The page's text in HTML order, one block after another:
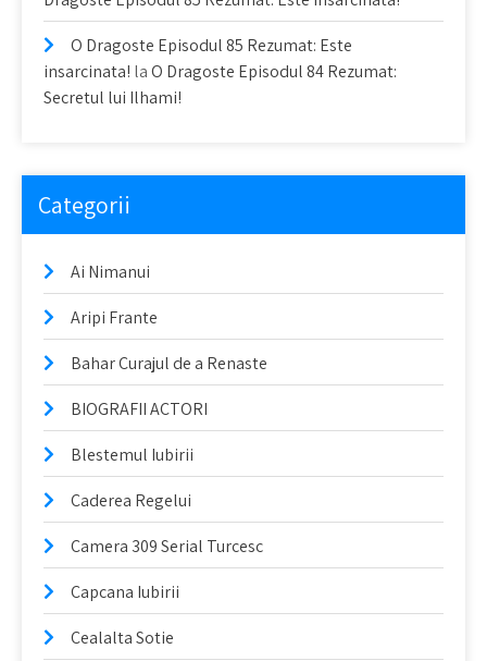
O Dragoste Episodul 85 Rezumat: Este
insarcinata! laO Dragoste Episodul 84 Rezumat:
Secretul lui Ilhami!
Categorii
Ai Nimanui
Aripi Frante
Bahar Curajul de a Renaste
BIOGRAFII ACTORI
Blestemul Iubirii
Caderea Regelui
Camera 309 Serial Turcesc
Capcana Iubirii
Cealalta Sotie